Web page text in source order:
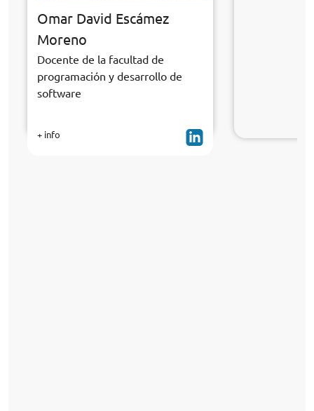
Omar David Escámez
Moreno
Docente de la facultad de
programación y desarrollo de
software
+ info